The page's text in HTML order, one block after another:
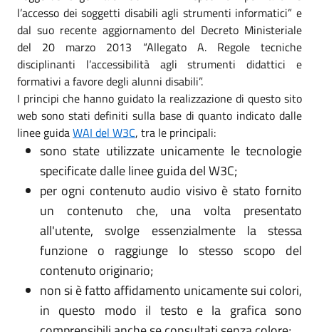
l’accesso dei soggetti disabili agli strumenti informatici” e
dal suo recente aggiornamento del Decreto Ministeriale
del 20 marzo 2013 “Allegato A. Regole tecniche
disciplinanti l’accessibilità agli strumenti didattici e
formativi a favore degli alunni disabili”.
I principi che hanno guidato la realizzazione di questo sito
web sono stati definiti sulla base di quanto indicato dalle
linee guidaWAI del W3C, tra le principali:
sono state utilizzate unicamente le tecnologie
specificate dalle linee guida del W3C;
per ogni contenuto audio visivo è stato fornito
un contenuto che, una volta presentato
all'utente, svolge essenzialmente la stessa
funzione o raggiunge lo stesso scopo del
contenuto originario;
non si è fatto affidamento unicamente sui colori,
in questo modo il testo e la grafica sono